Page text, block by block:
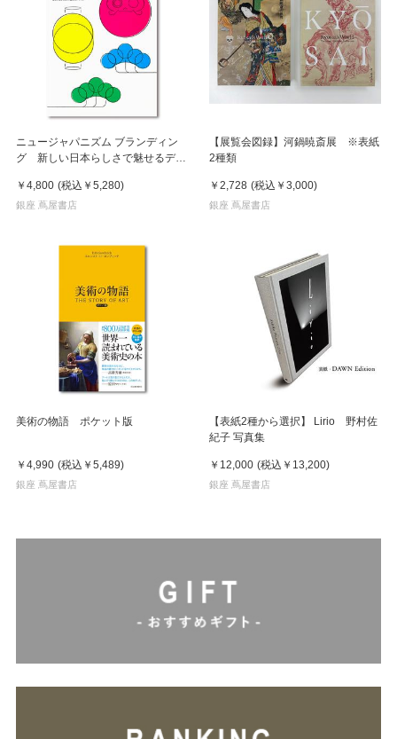
ニュージャパニズム ブランディン
グ 新しい日本らしさで魅せるデザ
￥4,800 (税込 ￥5,280)
銀座 蔦屋書店
【展覧会図録】河鍋暁斎展 ※表紙
2種類
￥2,728 (税込 ￥3,000)
銀座 蔦屋書店
美術の物語 ポケット版
￥4,990 (税込 ￥5,489)
銀座 蔦屋書店
【表紙2種から選択】 Lirio 野村佐
紀子 写真集
￥12,000 (税込 ￥13,200)
銀座 蔦屋書店